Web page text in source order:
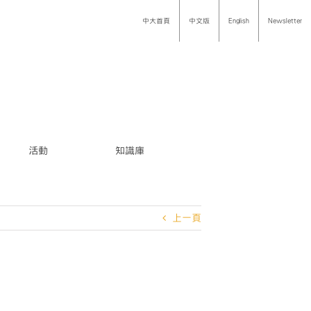
中大首頁 中文版 English Newsletter
活動 知識庫
上一頁